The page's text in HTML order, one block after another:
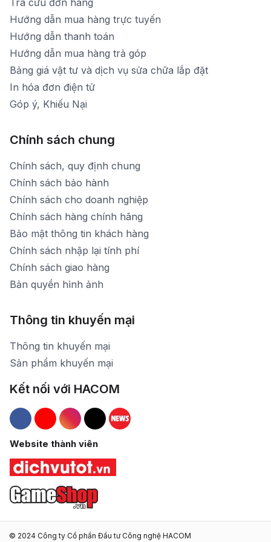
Tra cứu đơn hàng
Hướng dẫn mua hàng trực tuyến
Hướng dẫn thanh toán
Hướng dẫn mua hàng trả góp
Bảng giá vật tư và dịch vụ sửa chữa lắp đặt
In hóa đơn điện tử
Góp ý, Khiếu Nại
Chính sách chung
Chính sách, quy định chung
Chính sách bảo hành
Chính sách cho doanh nghiệp
Chính sách hàng chính hãng
Bảo mật thông tin khách hàng
Chính sách nhập lại tính phí
Chính sách giao hàng
Bản quyền hình ảnh
Thông tin khuyến mại
Thông tin khuyến mại
Sản phẩm khuyến mại
Kết nối với HACOM
Hacom Facebook
Hacom YouTube
Hacom Instagram
Hacom TikTok
Website thành viên
© 2024 Công ty Cổ phần Đầu tư Công nghệ HACOM